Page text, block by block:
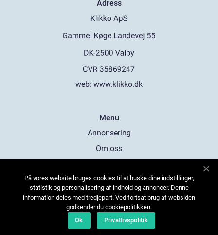
Adress
web: www.klikko.dk
Menu
Annonsering
Om oss
Kontakta oss
Sitemap
På vores website bruges cookies til at huske dine indstillinger,
statistik og personalisering af indhold og annoncer. Denne
information deles med tredjepart. Ved fortsat brug af websiden
godkender du cookiepolitikken.
Ok
Privatlivspolitik